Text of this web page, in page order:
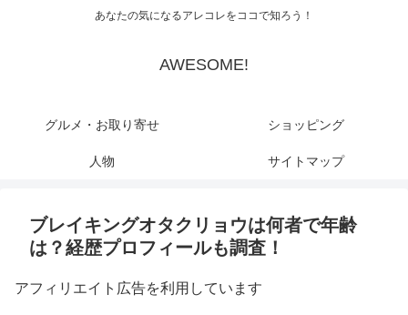
あなたの気になるアレコレをココで知ろう！
AWESOME!
グルメ・お取り寄せ ショッピング
人物 サイトマップ
ブレイキングオタクリョウは何者で年齢
は？経歴プロフィールも調査！
アフィリエイト広告を利用しています